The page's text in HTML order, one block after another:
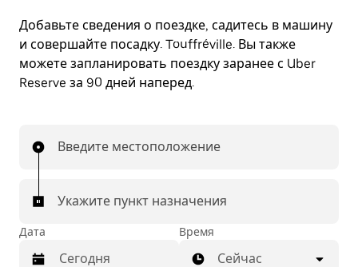
Добавьте сведения о поездке, садитесь в машину
и совершайте посадку. Touffréville. Вы также
можете запланировать поездку заранее с Uber
Reserve за 90 дней наперед.
Введите местоположение
Укажите пункт назначения
Дата Время
Сейчас